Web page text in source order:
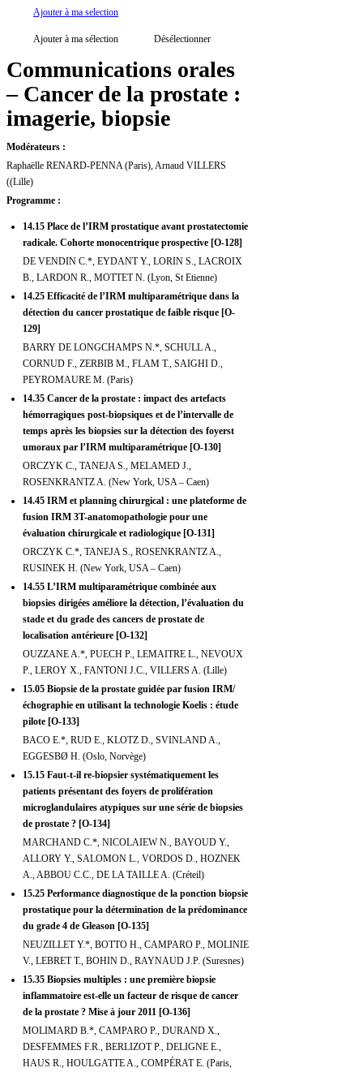
Ajouter à ma selection
Ajouter à ma sélection Désélectionner
Communications orales
– Cancer de la prostate :
imagerie, biopsie
Modérateurs :
Raphaëlle RENARD-PENNA (Paris), Arnaud VILLERS
((Lille)
Programme :
14.15 Place de l’IRM prostatique avant prostatectomie
radicale. Cohorte monocentrique prospective [O-128]
DE VENDIN C.*, EYDANT Y., LORIN S., LACROIX
B., LARDON R., MOTTET N. (Lyon, St Etienne)
14.25 Efficacité de l’IRM multiparamétrique dans la
détection du cancer prostatique de faible risque [O-
129]
BARRY DE LONGCHAMPS N.*, SCHULL A.,
CORNUD F., ZERBIB M., FLAM T., SAIGHI D.,
PEYROMAURE M. (Paris)
14.35 Cancer de la prostate : impact des artefacts
hémorragiques post-biopsiques et de l’intervalle de
temps après les biopsies sur la détection des foyerst
umoraux par l’IRM multiparamétrique [O-130]
ORCZYK C., TANEJA S., MELAMED J.,
ROSENKRANTZ A. (New York, USA – Caen)
14.45 IRM et planning chirurgical : une plateforme de
fusion IRM 3T-anatomopathologie pour une
évaluation chirurgicale et radiologique [O-131]
ORCZYK C.*, TANEJA S., ROSENKRANTZ A.,
RUSINEK H. (New York, USA – Caen)
14.55 L’IRM multiparamétrique combinée aux
biopsies dirigées améliore la détection, l’évaluation du
stade et du grade des cancers de prostate de
localisation antérieure [O-132]
OUZZANE A.*, PUECH P., LEMAITRE L., NEVOUX
P., LEROY X., FANTONI J.C., VILLERS A. (Lille)
15.05 Biopsie de la prostate guidée par fusion IRM/
échographie en utilisant la technologie Koelis : étude
pilote [O-133]
BACO E.*, RUD E., KLOTZ D., SVINLAND A.,
EGGESBØ H. (Oslo, Norvège)
15.15 Faut-t-il re-biopsier systématiquement les
patients présentant des foyers de prolifération
microglandulaires atypiques sur une série de biopsies
de prostate ? [O-134]
MARCHAND C.*, NICOLAIEW N., BAYOUD Y.,
ALLORY Y., SALOMON L., VORDOS D., HOZNEK
A., ABBOU C.C., DE LA TAILLE A. (Créteil)
15.25 Performance diagnostique de la ponction biopsie
prostatique pour la détermination de la prédominance
du grade 4 de Gleason [O-135]
NEUZILLET Y.*, BOTTO H., CAMPARO P., MOLINIE
V., LEBRET T., BOHIN D., RAYNAUD J.P. (Suresnes)
15.35 Biopsies multiples : une première biopsie
inflammatoire est-elle un facteur de risque de cancer
de la prostate ? Mise à jour 2011 [O-136]
MOLIMARD B.*, CAMPARO P., DURAND X.,
DESFEMMES F.R., BERLIZOT P., DELIGNE E.,
HAUS R., HOULGATTE A., COMPÉRAT E. (Paris,